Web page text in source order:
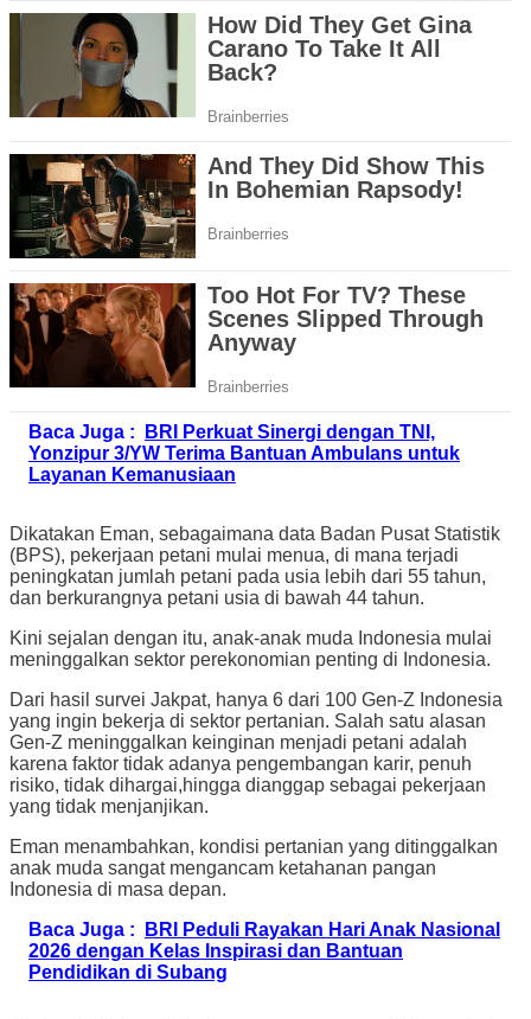
Baca Juga :
BRI Perkuat Sinergi dengan TNI,
Yonzipur 3/YW Terima Bantuan Ambulans untuk
Layanan Kemanusiaan
Dikatakan Eman, sebagaimana data Badan Pusat Statistik
(BPS), pekerjaan petani mulai menua, di mana terjadi
peningkatan jumlah petani pada usia lebih dari 55 tahun,
dan berkurangnya petani usia di bawah 44 tahun.
Kini sejalan dengan itu, anak-anak muda Indonesia mulai
meninggalkan sektor perekonomian penting di Indonesia.
Dari hasil survei Jakpat, hanya 6 dari 100 Gen-Z Indonesia
yang ingin bekerja di sektor pertanian. Salah satu alasan
Gen-Z meninggalkan keinginan menjadi petani adalah
karena faktor tidak adanya pengembangan karir, penuh
risiko, tidak dihargai,hingga dianggap sebagai pekerjaan
yang tidak menjanjikan.
Eman menambahkan, kondisi pertanian yang ditinggalkan
anak muda sangat mengancam ketahanan pangan
Indonesia di masa depan.
Baca Juga :
BRI Peduli Rayakan Hari Anak Nasional
2026 dengan Kelas Inspirasi dan Bantuan
Pendidikan di Subang